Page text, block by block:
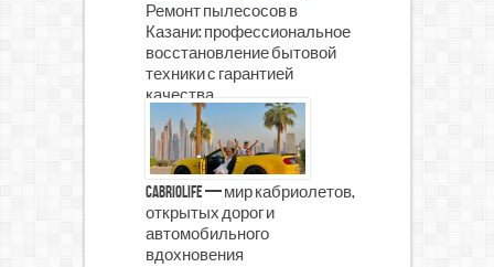
Ремонт пылесосов в
Казани: профессиональное
восстановление бытовой
техники с гарантией
качества
CabrioLife — мир кабриолетов,
открытых дорог и
автомобильного
вдохновения